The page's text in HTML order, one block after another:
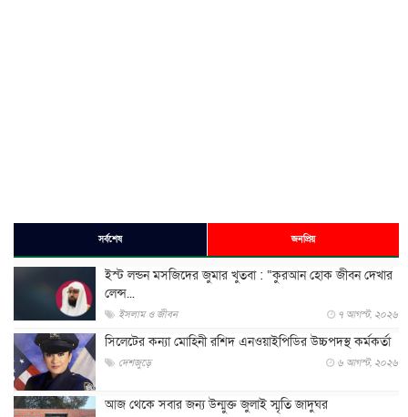
সর্বশেষ জনপ্রিয়
ইস্ট লন্ডন মসজিদের জুমার খুতবা : “কুরআন হোক জীবন দেখার
লেন্স...
ইসলাম ও জীবন ৭ আগস্ট, ২০২৬
সিলেটের কন্যা মোহিনী রশিদ এনওয়াইপিডির উচ্চপদস্থ কর্মকর্তা
দেশজুড়ে ৬ আগস্ট, ২০২৬
আজ থেকে সবার জন্য উন্মুক্ত জুলাই স্মৃতি জাদুঘর